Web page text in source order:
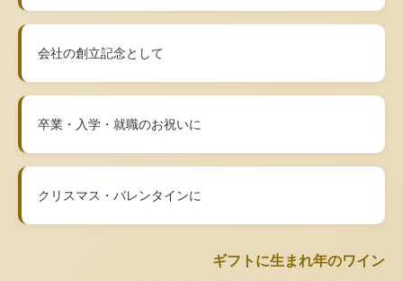
会社の創立記念として
卒業・入学・就職のお祝いに
クリスマス・バレンタインに
ギフトに生まれ年のワイン